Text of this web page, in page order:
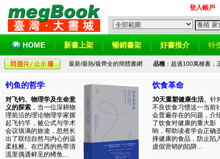
登入帳戶
HOME 新書上架 暢銷書架 好書推介 特
最新/最熱/最齊全的簡體書網 品種：超過100萬種書，
钓鱼的哲学
对飞钓、物理学及生命意
义的探索 ，当一位深耕物
理前沿的理论物理学家握
起飞钓竿，被公式与学术
会议填满的旅途，忽然长
出了联结自然与内心的温
柔枝桠。在巴西的热带清
流里偶遇鲜见的鳟鱼...
饮食革命
30天重塑健康生活。针
不良饮食习惯这一当前
会普遍存在的问题，介
了饮食对健康的重大影
响，帮助读者学会正确
择健康的食品，防止陷
虚假营销的陷阱...